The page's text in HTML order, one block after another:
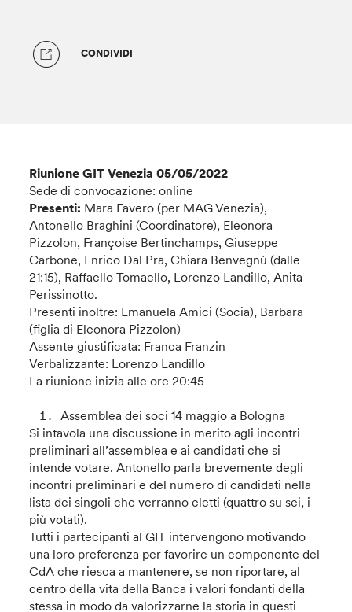
CONDIVIDI
Riunione GIT Venezia 05/05/2022
Sede di convocazione: online
Presenti: Mara Favero (per MAG Venezia),
Antonello Braghini (Coordinatore), Eleonora
Pizzolon, Françoise Bertinchamps, Giuseppe
Carbone, Enrico Dal Pra, Chiara Benvegnù (dalle
21:15), Raffaello Tomaello, Lorenzo Landillo, Anita
Perissinotto.
Presenti inoltre: Emanuela Amici (Socia), Barbara
(figlia di Eleonora Pizzolon)
Assente giustificata: Franca Franzin
Verbalizzante: Lorenzo Landillo
La riunione inizia alle ore 20:45
Assemblea dei soci 14 maggio a Bologna
Si intavola una discussione in merito agli incontri
preliminari all’assemblea e ai candidati che si
intende votare. Antonello parla brevemente degli
incontri preliminari e del numero di candidati nella
lista dei singoli che verranno eletti (quattro su sei, i
più votati).
Tutti i partecipanti al GIT intervengono motivando
una loro preferenza per favorire un componente del
CdA che riesca a mantenere, se non riportare, al
centro della vita della Banca i valori fondanti della
stessa in modo da valorizzarne la storia in questi